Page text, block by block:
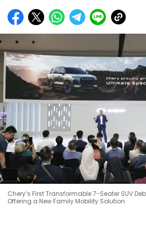
Chery’s First Transformable 7-Seater SUV
Offering a New Family Mobility Solution